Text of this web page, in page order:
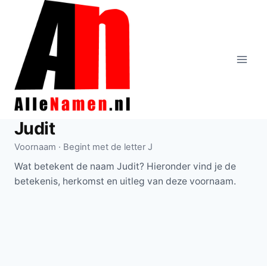
Doorgaan
inhoud
Judit
Voornaam · Begint met de letter J
Wat betekent de naam Judit? Hieronder vind je de
betekenis, herkomst en uitleg van deze voornaam.